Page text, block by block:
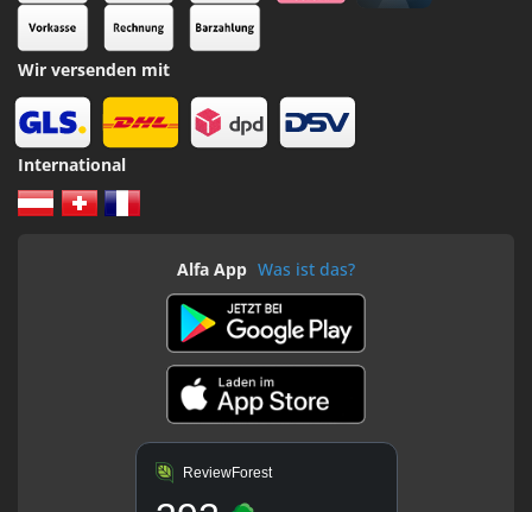
Wir versenden mit
International
Alfa App Was ist das?
ReviewForest